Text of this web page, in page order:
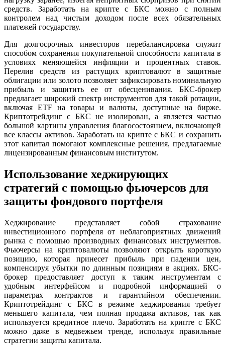
средств. Заработать на крипте с БКС можно с полным
контролем над чистым доходом после всех обязательных
платежей государству.
Для долгосрочных инвесторов перебалансировка служит
способом сохранения покупательной способности капитала в
условиях меняющейся инфляции и процентных ставок.
Перелив средств из растущих криптовалют в защитные
облигации или золото позволяет зафиксировать номинальную
прибыль и защитить ее от обесценивания. БКС-брокер
предлагает широкий спектр инструментов для такой ротации,
включая ETF на товары и валюты, доступные на бирже.
Криптотрейдинг с БКС не изолирован, а является частью
большой картины управления благосостоянием, включающей
все классы активов. Заработать на крипте с БКС и сохранить
этот капитал помогают комплексные решения, предлагаемые
лицензированным финансовым институтом.
Использование хеджирующих
стратегий с помощью фьючерсов для
защиты фондового портфеля
Хеджирование представляет собой страхование
инвестиционного портфеля от неблагоприятных движений
рынка с помощью производных финансовых инструментов.
Фьючерсы на криптовалюты позволяют открыть короткую
позицию, которая принесет прибыль при падении цен,
компенсируя убытки по длинным позициям в акциях. БКС-
брокер предоставляет доступ к таким инструментам с
удобным интерфейсом и подробной информацией о
параметрах контрактов и гарантийном обеспечении.
Криптотрейдинг с БКС в режиме хеджирования требует
меньшего капитала, чем полная продажа активов, так как
используется кредитное плечо. Заработать на крипте с БКС
можно даже в медвежьем тренде, используя правильные
стратегии защиты капитала.